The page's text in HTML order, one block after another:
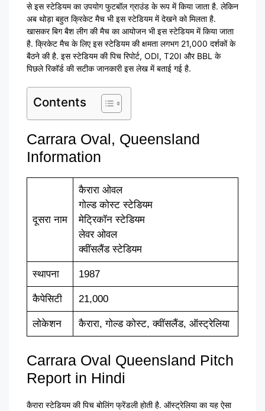
से इस स्टेडियम का उपयोग फुटबॉल ग्राउंड के रूप में किया जाता है. लेकिन
अब थोड़ा बहुत क्रिकेट मैच भी इस स्टेडियम में देखने को मिलता है.
खासकर बिग बैश लीग की मैच का आयोजन भी इस स्टेडियम में किया जाता
है. क्रिकेट मैच के लिए इस स्टेडियम की क्षमता लगभग 21,000 दर्शकों के
बैठने की है. इस स्टेडियम की पिच रिपोर्ट, ODI, T20I और BBL के
पिछले रिकॉर्ड की सटीक जानकारी इस लेख में बताई गई है.
Contents
Carrara Oval, Queensland
Information
दूसरा नाम
कैरारा ओवल
गोल्ड कोस्ट स्टेडियम
मेट्रिकॉन स्टेडियम
लेवर ओवल
क्वींसलैंड स्टेडियम
स्थापना 1987
कैपेसिटी 21,000
लोकेशन कैरारा, गोल्ड कोस्ट, क्वींसलैंड, ऑस्ट्रेलिया
Carrara Oval Queensland Pitch
Report in Hindi
कैरारा स्टेडियम की पिच बोलिंग फ्रेंडली होती है. ऑस्ट्रेलिया का यह ऐसा